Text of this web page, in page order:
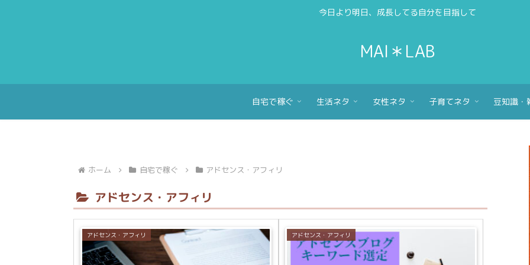
今日より明日、成長してる自分を目指して
MAI＊LAB
自宅で稼ぐ 生活ネタ 女性ネタ 子育てネタ 豆知識・
ホーム 自宅で稼ぐ アドセンス・アフィリ
アドセンス・アフィリ
アドセンス・アフィリ アドセンス・アフィリ